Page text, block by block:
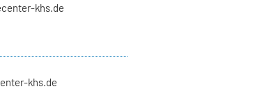
khs.de
khs.de